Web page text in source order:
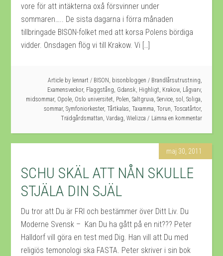
vore för att intäkterna oxå försvinner under
sommaren….. De sista dagarna i förra månaden
tillbringade BISON-folket med att korsa Polens bördiga
vidder. Onsdagen flög vi till Krakow. Vi […]
Article by lennart / BISON , bisonbloggen / Brandlårsutrustning,
Examensveckor, Flaggstång, Gdansk, Highligt, Krakow, Lågvarv,
midsommar, Opole, Oslo universitet, Polen, Saltgruva, Service, sol , Soliga,
sommar, Symfoniorkester, Tårtkalas, Taxamma, Torun, Toscatårtor,
Trädgårdsmattan, Vardag, Wielizca Lämna en kommentar
maj 30, 2011
SCHU SKÄL ATT NÅN SKULLE
STJÄLA DIN SJÄL
Du tror att Du är FRI och bestämmer över Ditt Liv. Du
Moderne Svensk – Kan Du ha gått på en nit??? Peter
Halldorf vill göra en test med Dig. Han vill att Du med
religiös temonologi ska FASTA. Peter skriver i sin bok